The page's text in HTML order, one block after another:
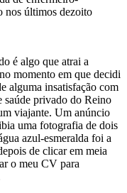
nos últimos dezoito
é algo que atrai a
momento em que decidi
alguma insatisfação com
saúde privado do Reino
viajante. Um anúncio
uma fotografia de dois
azul-esmeralda foi a
de clicar em meia
o meu CV para